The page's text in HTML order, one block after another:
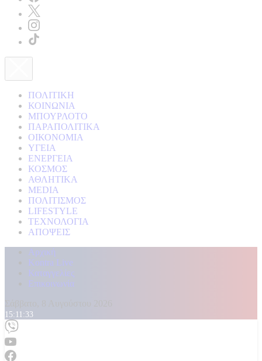
ΠΟΛΙΤΙΚΗ
ΚΟΙΝΩΝΙΑ
ΜΠΟΥΡΛΟΤΟ
ΠΑΡΑΠΟΛΙΤΙΚΑ
ΟΙΚΟΝΟΜΙΑ
ΥΓΕΙΑ
ΕΝΕΡΓΕΙΑ
ΚΟΣΜΟΣ
ΑΘΛΗΤΙΚΑ
MEDIA
ΠΟΛΙΤΙΣΜΟΣ
LIFESTYLE
ΤΕΧΝΟΛΟΓΙΑ
ΑΠΟΨΕΙΣ
Αρχική
Kontra Live
Καταγγελίες
Επικοινωνία
15:11:36